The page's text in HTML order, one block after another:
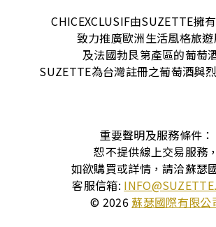
CHICEXCLUSIF由SUZETTE擁
致力推廣歐洲生活風格旅
及法國勃艮第產區的葡萄
SUZETTE為台灣註冊之葡萄酒與
重要聲明及服務條件：
恕不提供線上交易服務，
如欲購買或詳情，請洽蘇瑟
客服信箱:
© 2026 蘇瑟國際有限公